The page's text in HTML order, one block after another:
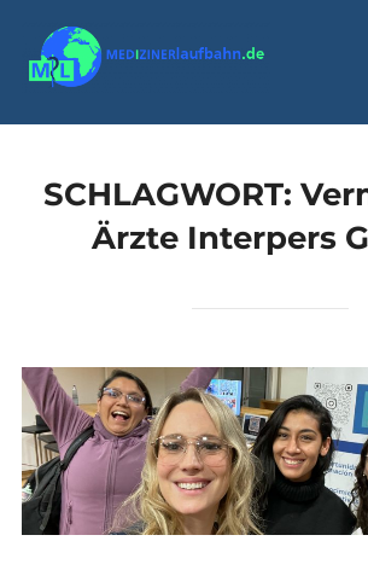
Inhalt
springen
SCHLAGWORT:
Ärzte Interpers